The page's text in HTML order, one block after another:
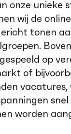
onze unieke
wij de online
tonen
op
of
snel
worden